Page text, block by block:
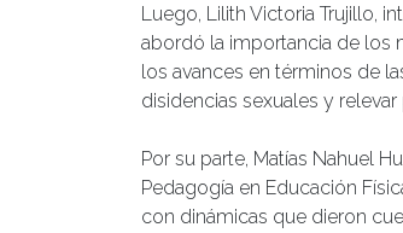
Luego, Lilith Victoria Trujillo,
abordó la importancia de los
los avances en términos de
disidencias sexuales y
Por su parte, Matías Nahuel
Pedagogía en Educación
con dinámicas que dieron